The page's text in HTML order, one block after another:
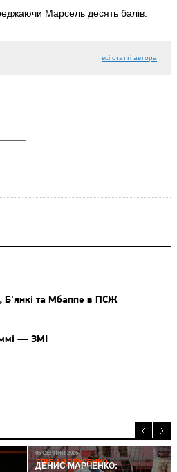
Марсель десять балів.
всі статті автора
Б'янкі та Мбаппе в ПСЖ
— ЗМІ
ГЛІБ АНДРУСЕНКО
05 СЕРПНЯ 2026
ДЕНИС МАРЧЕНКО: